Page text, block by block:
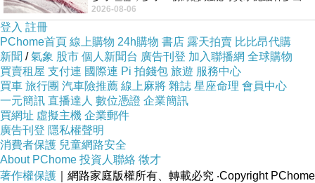
商品網址
http://www.momoshop.com.tw/goods/GoodsDet
ail.jsp?
i_code=2211502&memid=6000000188&cid=ap
uad&oid=1&osm=league
一
2026-08-06
登入 註冊
PChome首頁 線上購物 24h購物 書店 露天拍賣 比比昂代購
新聞 /氣象 股市 個人新聞台 廣告刊登 加入聯播網 全球購物
買賣租屋 支付連 國際連 Pi 拍錢包 旅遊 服務中心
買車 旅行團 汽車險推薦 線上麻將 雜誌 星座命理 會員中心
一元簡訊 直播達人 數位憑證 企業簡訊
買網址 虛擬主機 企業郵件
廣告刊登 隱私權聲明
消費者保護 兒童網路安全
About PChome 投資人聯絡 徵才
著作權保護 ｜網路家庭版權所有、轉載必究 ‧Copyright PChome